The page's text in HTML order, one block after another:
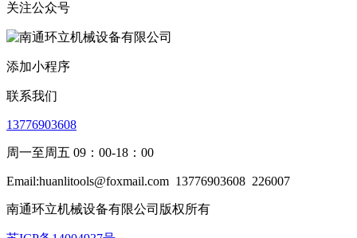
关注公众号
添加小程序
联系我们
13776903608
周一至周五 09：00-18：00
Email:huanlitools@foxmail.com 13776903608 226007
南通环立机械设备有限公司版权所有